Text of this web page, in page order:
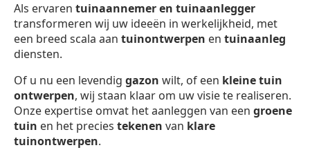
Als ervaren tuinaannemer en tuinaanlegger
transformeren wij uw ideeën in werkelijkheid, met
een breed scala aan tuinontwerpen en tuinaanleg
diensten.
Of u nu een levendig gazon wilt, of een kleine tuin
ontwerpen, wij staan klaar om uw visie te realiseren.
Onze expertise omvat het aanleggen van een groene
tuin en het precies tekenen van klare
tuinontwerpen.